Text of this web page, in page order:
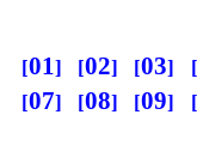
01 02 03
07
08 09